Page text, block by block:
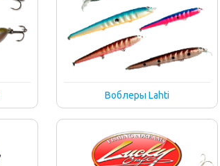
Воблеры Lahti